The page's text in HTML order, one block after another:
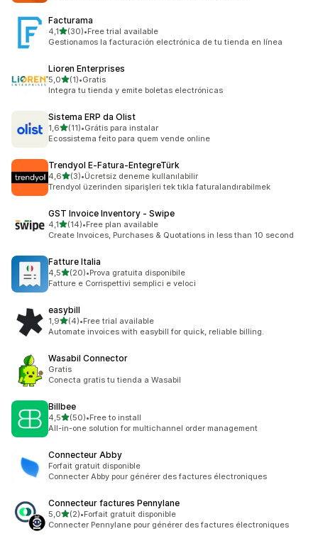
Facturama
4,1av 5 stjerner
(30)
Totalt 30 omtaler
•Free trial available
Gestionamos la facturación electrónica de tu tienda en línea
Lioren Enterprises
5,0av 5 stjerner
(1)
Totalt 1 omtaler
•Gratis
Integra tu tienda y emite boletas electrónicas
Sistema ERP da Olist
1,6av 5 stjerner
(11)
Totalt 11 omtaler
•Grátis para instalar
Ecossistema feito para quem vende online
Trendyol E‑Fatura‑EntegreTürk
4,6av 5 stjerner
(3)
Totalt 3 omtaler
•Ücretsiz deneme kullanılabilir
Trendyol üzerinden siparişleri tek tıkla faturalandırabilmek
GST Invoice Inventory ‑ Swipe
4,1av 5 stjerner
(14)
Totalt 14 omtaler
•Free plan available
Create Invoices, Purchases & Quotations in less than 10 second
Fatture Italia
4,5av 5 stjerner
(20)
Totalt 20 omtaler
•Prova gratuita disponibile
Fatture e Corrispettivi semplici e veloci
easybill
1,9av 5 stjerner
(4)
Totalt 4 omtaler
•Free trial available
Automate invoices with easybill for quick, reliable billing.
Wasabil Connector
Gratis
Conecta gratis tu tienda a Wasabil
Billbee
4,5av 5 stjerner
(50)
Totalt 50 omtaler
•Free to install
All-in-one solution for multichannel order management
Connecteur Abby
Forfait gratuit disponible
Connecter Abby pour générer des factures électroniques
Connecteur factures Pennylane
5,0av 5 stjerner
(2)
Totalt 2 omtaler
•Forfait gratuit disponible
Connecter Pennylane pour générer des factures électroniques